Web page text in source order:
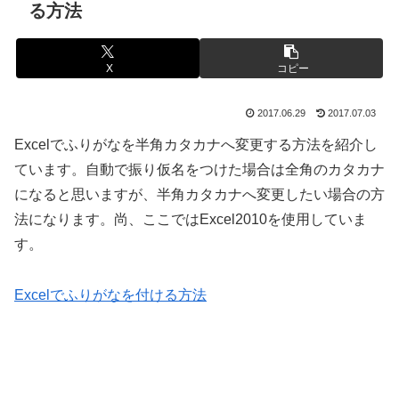
る方法
X コピー
2017.06.29 2017.07.03
Excelでふりがなを半角カタカナへ変更する方法を紹介し
ています。自動で振り仮名をつけた場合は全角のカタカナ
になると思いますが、半角カタカナへ変更したい場合の方
法になります。尚、ここではExcel2010を使用していま
す。
Excelでふりがなを付ける方法